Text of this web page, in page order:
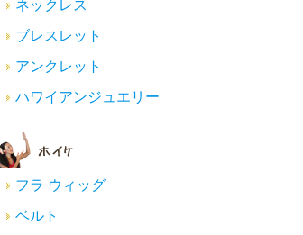
ネックレス
ブレスレット
アンクレット
ハワイアンジュエリー
フラ ウィッグ
ベルト